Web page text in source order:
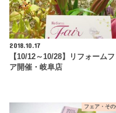
2018.10.17
【10/12～10/28】リフォームフ
ア開催・岐阜店
フェア・そ